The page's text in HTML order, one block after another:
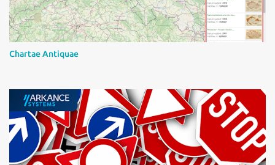
Chartae Antiquae